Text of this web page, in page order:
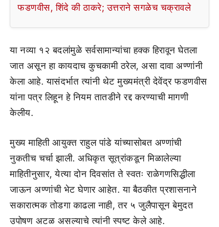
फडणवीस, शिंदे की ठाकरे; उत्तराने सगळेच चक्रावले
या नव्या १२ बदलांमुळे सर्वसामान्यांचा हक्क हिरावून घेतला
जात असून हा कायदाच कुचकामी ठरेल, असा दावा अण्णांनी
केला आहे. यासंदर्भात त्यांनी थेट मुख्यमंत्री देवेंद्र फडणवीस
यांना पत्र लिहून हे नियम तातडीने रद्द करण्याची मागणी
केलीय.
मुख्य माहिती आयुक्त राहुल पांडे यांच्यासोबत अण्णांची
नुकतीच चर्चा झाली. अधिकृत सूत्रांकडून मिळालेल्या
माहितीनुसार, येत्या दोन दिवसांत ते स्वतः राळेगणसिद्धीला
जाऊन अण्णांची भेट घेणार आहेत. या बैठकीत प्रशासनाने
सकारात्मक तोडगा काढला नाही, तर ५ जुलैपासून बेमुदत
उपोषण अटळ असल्याचे त्यांनी स्पष्ट केले आहे.